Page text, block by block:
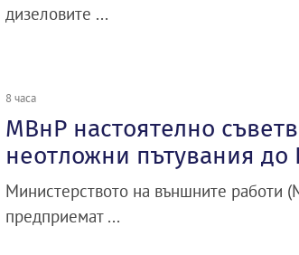
дизеловите ...
8 часа
МВнР настоятелно
неотложни пътувания до
Министерството на външните работи
предприемат ...